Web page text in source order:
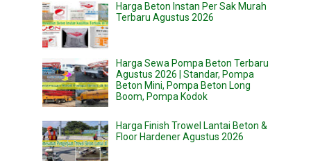
Harga Beton Instan Per Sak Murah
Terbaru Agustus 2026
Harga Sewa Pompa Beton Terbaru
Agustus 2026 | Standar, Pompa
Beton Mini, Pompa Beton Long
Boom, Pompa Kodok
Harga Finish Trowel Lantai Beton &
Floor Hardener Agustus 2026